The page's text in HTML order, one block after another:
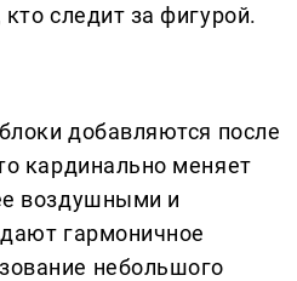
следит за фигурой.
добавляются после
кардинально меняет
воздушными и
гармоничное
небольшого